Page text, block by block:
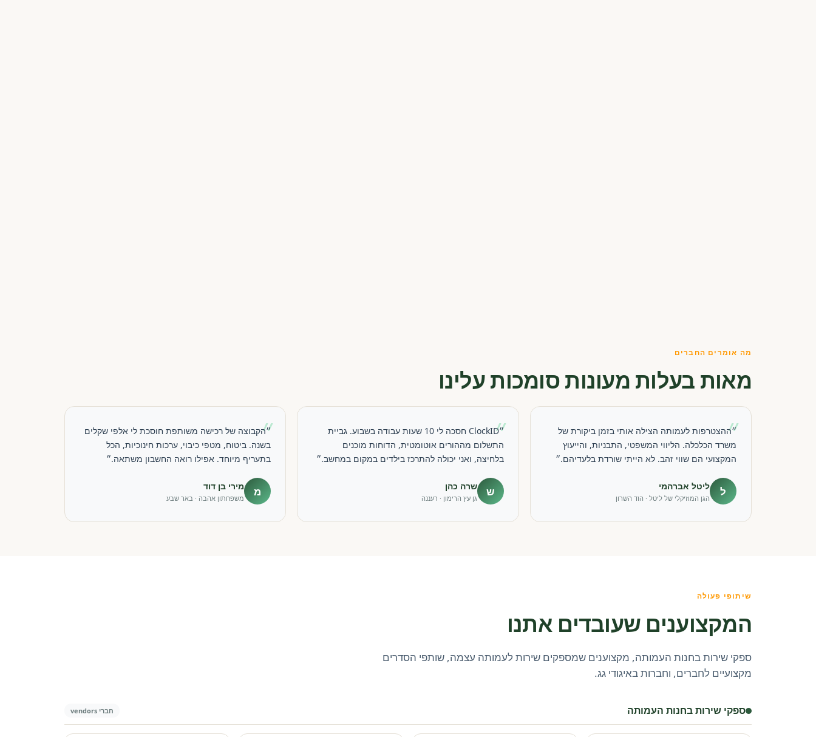
מה אומרים החברים
מאות בעלות מעונות סומכות עלינו
״
״ההצטרפות לעמותה הצילה אותי בזמן ביקורת של
משרד הכלכלה. הליווי המשפטי, התבניות, והייעוץ
המקצועי הם שווי זהב. לא הייתי שורדת בלעדיהם.״
ל ליטל אברהמי
הגן המוזיקלי של ליטל · הוד השרון
״
״ClockID חסכה לי 10 שעות עבודה בשבוע. גביית
התשלום מההורים אוטומטית, הדוחות מוכנים
בלחיצה, ואני יכולה להתרכז בילדים במקום במחשב.״
ש שרה כהן
גן עץ הרימון · רעננה
״
״הקבוצה של רכישה משותפת חוסכת לי אלפי שקלים
בשנה. ביטוח, מטפי כיבוי, ערכות חינוכיות, הכל
בתעריף מיוחד. אפילו רואה החשבון משתאה.״
מ מירי בן דוד
משפחתון אהבה · באר שבע
שיתופי פעולה
המקצוענים שעובדים אתנו
ספקי שירות בחנות העמותה, מקצוענים שמספקים שירות לעמותה עצמה, שותפי הסדרים
מקצועיים לחברים, וחברות באיגודי גג.
ספקי שירות בחנות העמותה חברי vendors